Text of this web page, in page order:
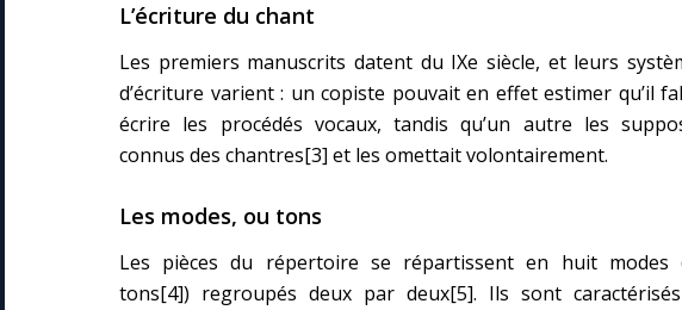
L’écriture du chant
Les premiers manuscrits datent du IXe siècle, et leurs
d’écriture varient : un copiste pouvait en effet estimer qu’il
écrire les procédés vocaux, tandis qu’un autre les
connus des chantres[3] et les omettait volontairement.
Les modes, ou tons
Les pièces du répertoire se répartissent en huit modes
tons[4]) regroupés deux par deux[5]. Ils sont